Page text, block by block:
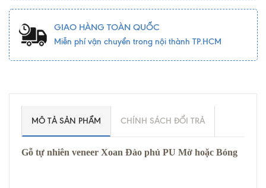
GIAO HÀNG TOÀN QUỐC
Miễn phí vận chuyển trong nội thành TP.HCM
MÔ TẢ SẢN PHẨM CHÍNH SÁCH ĐỔI TRẢ
Gỗ tự nhiên veneer Xoan Đào phủ PU Mờ hoặc Bóng